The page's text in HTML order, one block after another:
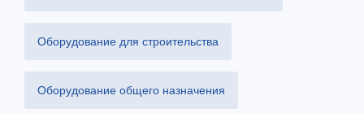
Оборудование для строительства
Оборудование общего назначения